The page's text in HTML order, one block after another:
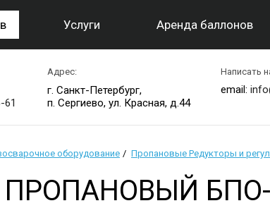
Услуги Аренда баллонов
61
Адрес:
г. Санкт-Петербург,
п. Сергиево, ул. Красная, д.44
Написать
email:
оборудование Пропановые Редукторы и
ПРОПАНОВЫЙ